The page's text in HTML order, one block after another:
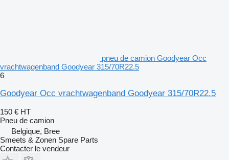
pneu de camion Goodyear Occ
vrachtwagenband Goodyear 315/70R22.5
6
Goodyear Occ vrachtwagenband Goodyear 315/70R22.5
150 € HT
Pneu de camion
Belgique, Bree
Smeets & Zonen Spare Parts
Contacter le vendeur